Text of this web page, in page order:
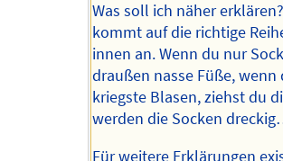
Was soll ich näher
kommt auf die richtige
innen an. Wenn du nur
draußen nasse Füße,
kriegste Blasen, ziehst du
werden die Socken
Für weitere Erklärungen